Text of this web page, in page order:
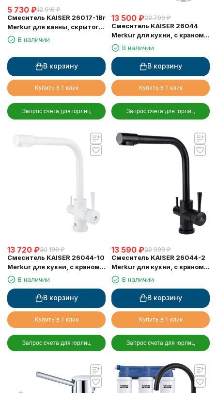
5 730 ₽12 610 ₽
Смеситель KAISER 26017-1Br
Merkur для ванны, скрытого
монтажа
В наличии
В корзину
Купить в 1 клик
Запрос счета для юрлиц
13 500 ₽29 700 ₽
Смеситель KAISER 26044
Merkur для кухни, с краном
для питьевой воды, хром
В наличии
В корзину
Купить в 1 клик
Запрос счета для юрлиц
13 720 ₽30 190 ₽
Смеситель KAISER 26044-10
Merkur для кухни, с краном
для питьевой воды, белый
глянц
В наличии
В корзину
Купить в 1 клик
Запрос счета для юрлиц
13 590 ₽29 900 ₽
Смеситель KAISER 26044-2
Merkur для кухни, с краном
для питьевой воды, черный
мрамор
В наличии
В корзину
Купить в 1 клик
Запрос счета для юрлиц